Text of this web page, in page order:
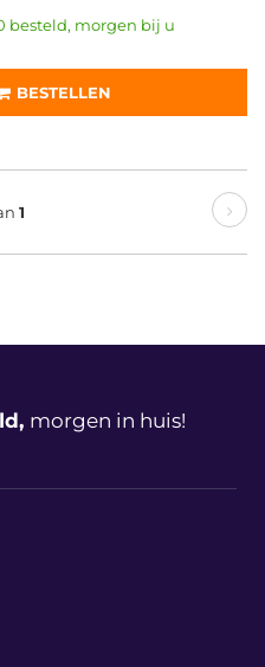
besteld, morgen bij u
BESTELLEN
1
morgen in huis!